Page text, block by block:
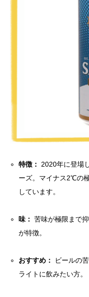
特徴：
2020年に登場
ーズ。マイナス2℃の
しています。
味： 苦味が極限まで
が特徴。
おすすめ：
ビールの
ライトに飲みたい方。